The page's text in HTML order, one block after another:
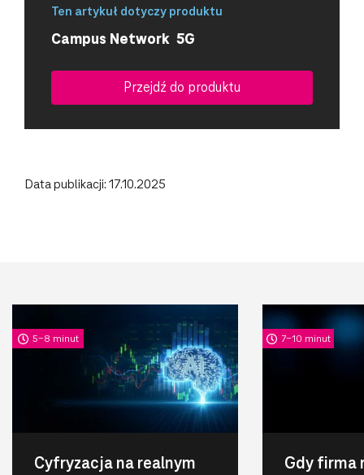
Ten artykuł dotyczy produktu
Campus Network 5G
Przejdź do produktu
Data publikacji: 17.10.2025
5-8 minut
Cyfryzacja na realnym
7-10 minut
Gdy firma